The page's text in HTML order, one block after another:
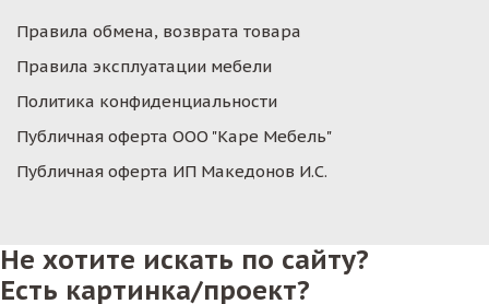
Правила обмена, возврата товара
Правила эксплуатации мебели
Политика конфиденциальности
Публичная оферта ООО "Каре Мебель"
Публичная оферта ИП Македонов И.С.
Не хотите искать по сайту?
Есть картинка/проект?